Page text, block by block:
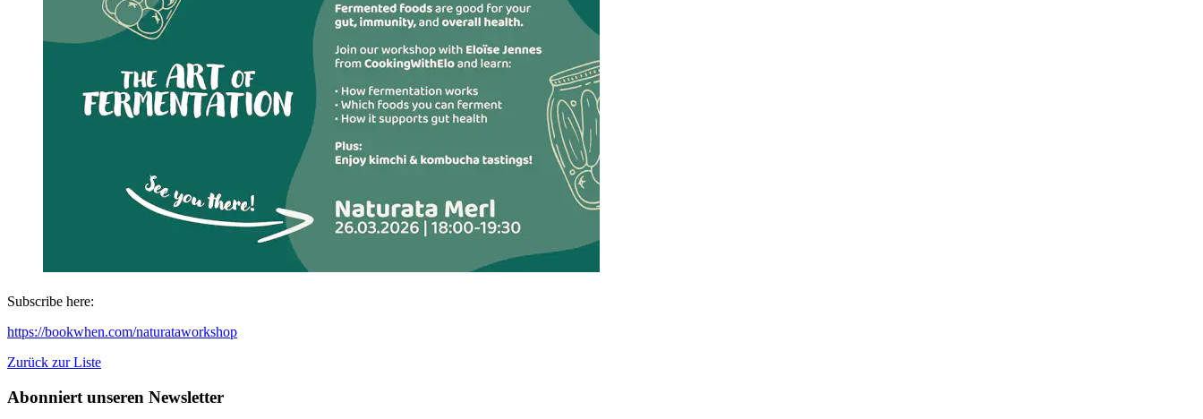
Subscribe here:
https://bookwhen.com/naturataworkshop
Zurück zur Liste
Abonniert unseren Newsletter